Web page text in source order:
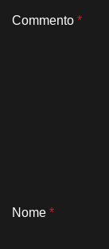
Commento *
Nome *